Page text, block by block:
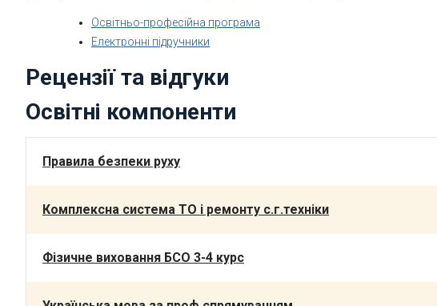
Освітньо-професійна програма
Електронні підручники
Рецензії та відгуки
Освітні компоненти
Правила безпеки руху
Комплексна система ТО і ремонту с.г.техніки
Фізичне виховання БСО 3-4 курс